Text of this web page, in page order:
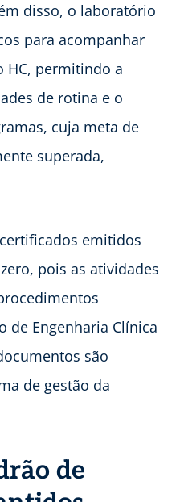
disso, o laboratório
para acompanhar
HC, permitindo a
de rotina e o
cuja meta de
superada,
emitidos
pois as atividades
de Engenharia Clínica
são
de gestão da
de